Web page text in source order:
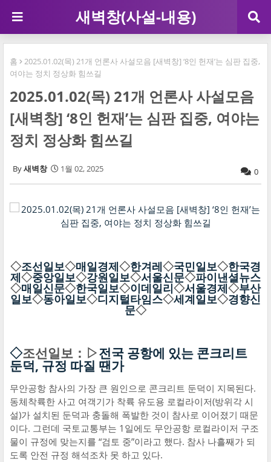
새벽창(사설-내용)
홈
2025.01.02(목) 21개 언론사 사설모음 [새벽창] ‘8인 헌재’는 심판 집중,
여야는 정치 정상화 힘쓰길
2025.01.02(목) 21개 언론사 사설모음
[새벽창] ‘8인 헌재’는 심판 집중, 여야는
정치 정상화 힘쓰길
새벽창 1월 02, 2025 0
◇조선일보◇매일경제◇한겨레◇국민일보◇한국경
제◇중앙일보◇강원일보◇서울신문◇파이낸셜뉴스
◇매일신문◇한국일보◇이데일리◇서울경제◇부산
일보◇동아일보◇디지털타임스◇세계일보◇경향신
문◇
◇조선일보：▷전국 공항에 있는 콘크리트
둔덕, 규정 따질 땐가
무안공항 참사의 가장 큰 원인으로 콘크리트 둔덕이 지목된다.
동체착륙한 사고 여객기가 착륙 유도용 로컬라이저(방위각 시
설)가 설치된 둔덕과 충돌해 폭발한 것이 참사로 이어졌기 때문
이다. 그런데 국토교통부는 1일에도 무안공항 로컬라이저 구조
물이 규정에 맞는지를 “검토 중”이라고 했다. 참사 나흘째가 되
도록 안전 규정 해석조차 못 하고 있다.